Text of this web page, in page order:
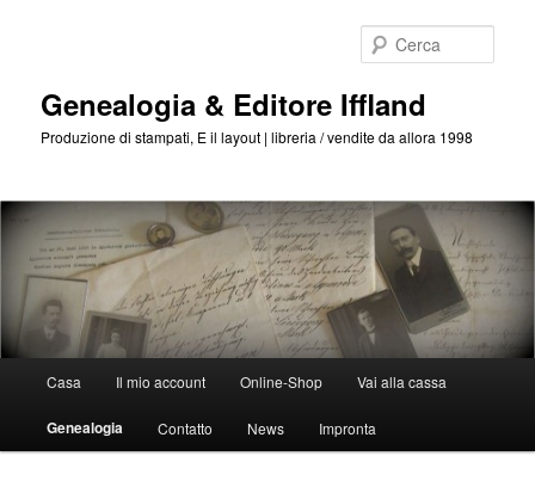
Genealogia & Editore Iffland
Produzione di stampati, E il layout | libreria / vendite da allora 1998
Casa Il mio account Online-Shop Vai alla cassa
Genealogia Contatto News Impronta